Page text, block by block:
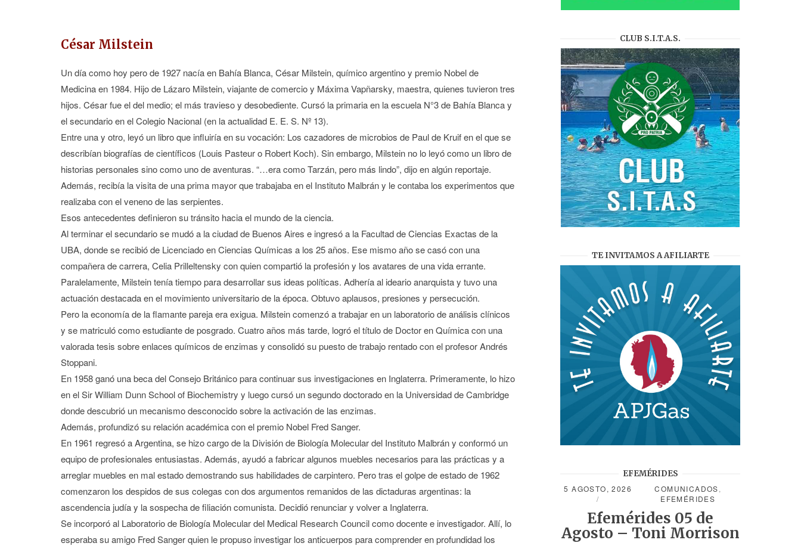
César Milstein
Un día como hoy pero de 1927 nacía en Bahía Blanca, César Milstein, químico argentino y premio Nobel de
Medicina en 1984. Hijo de Lázaro Milstein, viajante de comercio y Máxima Vapñarsky, maestra, quienes tuvieron tres
hijos. César fue el del medio; el más travieso y desobediente. Cursó la primaria en la escuela N°3 de Bahía Blanca y
el secundario en el Colegio Nacional (en la actualidad E. E. S. Nº 13).
Entre una y otro, leyó un libro que influiría en su vocación: Los cazadores de microbios de Paul de Kruif en el que se
describían biografías de científicos (Louis Pasteur o Robert Koch). Sin embargo, Milstein no lo leyó como un libro de
historias personales sino como uno de aventuras. “…era como Tarzán, pero más lindo”, dijo en algún reportaje.
Además, recibía la visita de una prima mayor que trabajaba en el Instituto Malbrán y le contaba los experimentos que
realizaba con el veneno de las serpientes.
Esos antecedentes definieron su tránsito hacia el mundo de la ciencia.
Al terminar el secundario se mudó a la ciudad de Buenos Aires e ingresó a la Facultad de Ciencias Exactas de la
UBA, donde se recibió de Licenciado en Ciencias Químicas a los 25 años. Ese mismo año se casó con una
compañera de carrera, Celia Prilleltensky con quien compartió la profesión y los avatares de una vida errante.
Paralelamente, Milstein tenía tiempo para desarrollar sus ideas políticas. Adhería al ideario anarquista y tuvo una
actuación destacada en el movimiento universitario de la época. Obtuvo aplausos, presiones y persecución.
Pero la economía de la flamante pareja era exigua. Milstein comenzó a trabajar en un laboratorio de análisis clínicos
y se matriculó como estudiante de posgrado. Cuatro años más tarde, logró el título de Doctor en Química con una
valorada tesis sobre enlaces químicos de enzimas y consolidó su puesto de trabajo rentado con el profesor Andrés
Stoppani.
En 1958 ganó una beca del Consejo Británico para continuar sus investigaciones en Inglaterra. Primeramente, lo hizo
en el Sir William Dunn School of Biochemistry y luego cursó un segundo doctorado en la Universidad de Cambridge
donde descubrió un mecanismo desconocido sobre la activación de las enzimas.
Además, profundizó su relación académica con el premio Nobel Fred Sanger.
En 1961 regresó a Argentina, se hizo cargo de la División de Biología Molecular del Instituto Malbrán y conformó un
equipo de profesionales entusiastas. Además, ayudó a fabricar algunos muebles necesarios para las prácticas y a
arreglar muebles en mal estado demostrando sus habilidades de carpintero. Pero tras el golpe de estado de 1962
comenzaron los despidos de sus colegas con dos argumentos remanidos de las dictaduras argentinas: la
ascendencia judía y la sospecha de filiación comunista. Decidió renunciar y volver a Inglaterra.
Se incorporó al Laboratorio de Biología Molecular del Medical Research Council como docente e investigador. Allí, lo
esperaba su amigo Fred Sanger quien le propuso investigar los anticuerpos para comprender en profundidad los
CLUB S.I.T.A.S.
TE INVITAMOS A AFILIARTE
EFEMÉRIDES
5 AGOSTO, 2026
COMUNICADOS,
EFEMÉRIDES
Efemérides 05 de
Agosto – Toni Morrison